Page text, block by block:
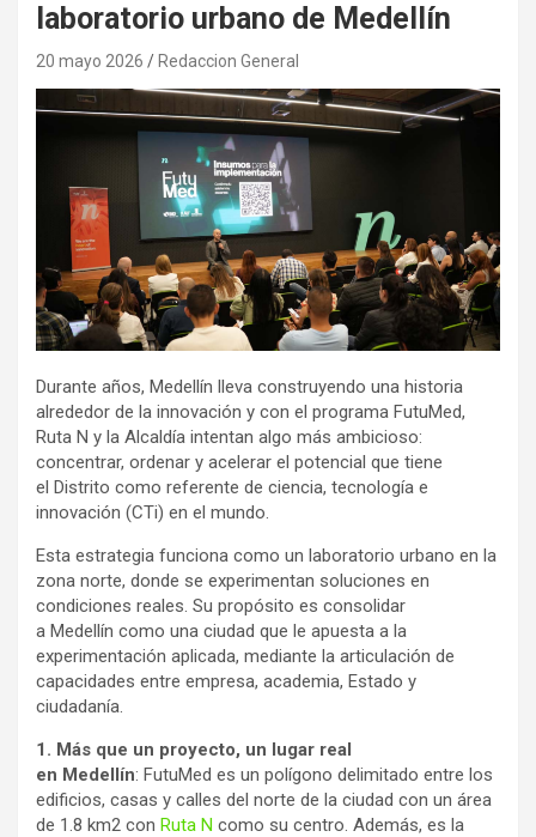
laboratorio urbano de Medellín
20 mayo 2026 Redaccion General
Durante años, Medellín lleva construyendo una historia
alrededor de la innovación y con el programa FutuMed,
Ruta N y la Alcaldía intentan algo más ambicioso:
concentrar, ordenar y acelerar el potencial que tiene
el Distrito como referente de ciencia, tecnología e
innovación (CTi) en el mundo.
Esta estrategia funciona como un laboratorio urbano en la
zona norte, donde se experimentan soluciones en
condiciones reales. Su propósito es consolidar
a Medellín como una ciudad que le apuesta a la
experimentación aplicada, mediante la articulación de
capacidades entre empresa, academia, Estado y
ciudadanía.
1. Más que un proyecto, un lugar real
en Medellín: FutuMed es un polígono delimitado entre los
edificios, casas y calles del norte de la ciudad con un área
de 1.8 km2 con Ruta N como su centro. Además, es la